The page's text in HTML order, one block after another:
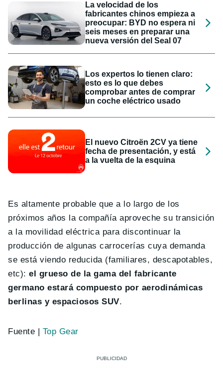
La velocidad de los
fabricantes chinos empieza a
preocupar: BYD no espera ni
seis meses en preparar una
nueva versión del Seal 07
Los expertos lo tienen claro:
esto es lo que debes
comprobar antes de comprar
un coche eléctrico usado
El nuevo Citroën 2CV ya tiene
fecha de presentación, y está
a la vuelta de la esquina
Es altamente probable que a lo largo de los
próximos años la compañía aproveche su transición
a la movilidad eléctrica para discontinuar la
producción de algunas carrocerías cuya demanda
se está viendo reducida (familiares, descapotables,
etc):el grueso de la gama del fabricante
germano estará compuesto por aerodinámicas
berlinas y espaciosos SUV.
Fuente | Top Gear